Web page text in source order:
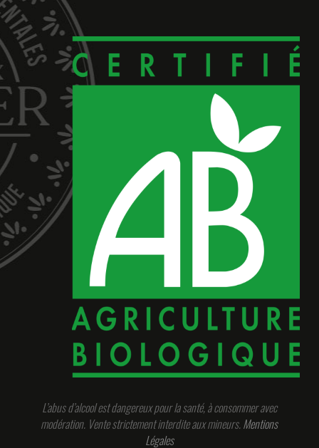
L’abus d’alcool est dangereux pour la santé, à consommer avec
modération. Vente strictement interdite aux mineurs.Mentions
Légales